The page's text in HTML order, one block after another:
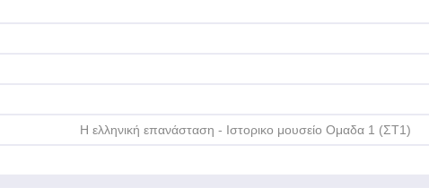
Η ελληνική επανάσταση - Ιστορικο μουσείο Ομαδα 1 (ΣΤ1)